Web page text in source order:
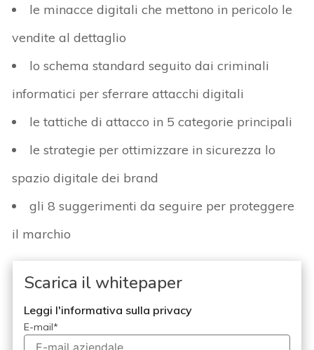
le minacce digitali che mettono in pericolo le
vendite al dettaglio
lo schema standard seguito dai criminali
informatici per sferrare attacchi digitali
le tattiche di attacco in 5 categorie principali
le strategie per ottimizzare in sicurezza lo
spazio digitale dei brand
gli 8 suggerimenti da seguire per proteggere
il marchio
Scarica il whitepaper
Leggi l'informativa sulla privacy
E-mail*